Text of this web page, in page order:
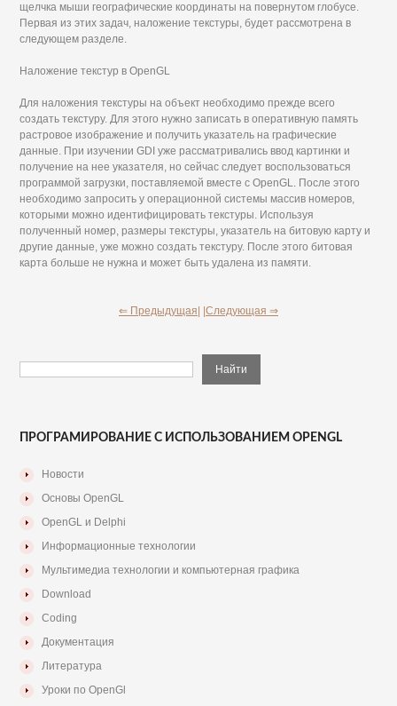
щелчка мыши географические координаты на повернутом глобусе.
Первая из этих задач, наложение текстуры, будет рассмотрена в
следующем разделе.
Наложение текстур в OpenGL
Для наложения текстуры на объект необходимо прежде всего
создать текстуру. Для этого нужно записать в оперативную память
растровое изображение и получить указатель на графические
данные. При изучении GDI уже рассматривались ввод картинки и
получение на нее указателя, но сейчас следует воспользоваться
программой загрузки, поставляемой вместе с OpenGL. После этого
необходимо запросить у операционной системы массив номеров,
которыми можно идентифицировать текстуры. Используя
полученный номер, размеры текстуры, указатель на битовую карту и
другие данные, уже можно создать текстуру. После этого битовая
карта больше не нужна и может быть удалена из памяти.
⇐ Предыдущая| |Следующая ⇒
ПРОГРАМИРОВАНИЕ С ИСПОЛЬЗОВАНИЕМ OPENGL
Новости
Основы OpenGL
OpenGL и Delphi
Информационные технологии
Мультимедиа технологии и компьютерная графика
Download
Coding
Документация
Литература
Уроки по OpenGl